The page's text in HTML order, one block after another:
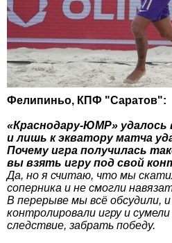
Фелипиньо, КПФ "Саратов":
«Краснодару-ЮМР»
и лишь к экватору матча
Почему игра получилась
вы взять игру под свой
Да, но я считаю, что мы
соперника и не смогли
В перерыве мы всё обсудили,
контролировали игру и
следствие, забрать победу.